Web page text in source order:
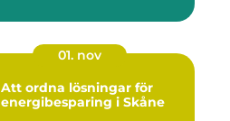
01. nov
Att ordna lösningar för
energibesparing i Skåne